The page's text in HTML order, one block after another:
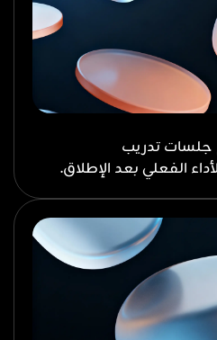
تدريب
الفعلي بعد الإطلاق.